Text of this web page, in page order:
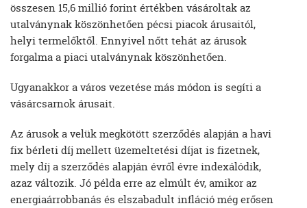
összesen 15,6 millió forint értékben vásároltak az
utalványnak köszönhetően pécsi piacok árusaitól,
helyi termelőktől. Ennyivel nőtt tehát az árusok
forgalma a piaci utalványnak köszönhetően.
Ugyanakkor a város vezetése más módon is segíti a
vásárcsarnok árusait.
Az árusok a velük megkötött szerződés alapján a havi
fix bérleti díj mellett üzemeltetési díjat is fizetnek,
mely díj a szerződés alapján évről évre indexálódik,
azaz változik. Jó példa erre az elmúlt év, amikor az
energiaárrobbanás és elszabadult infláció még erősen